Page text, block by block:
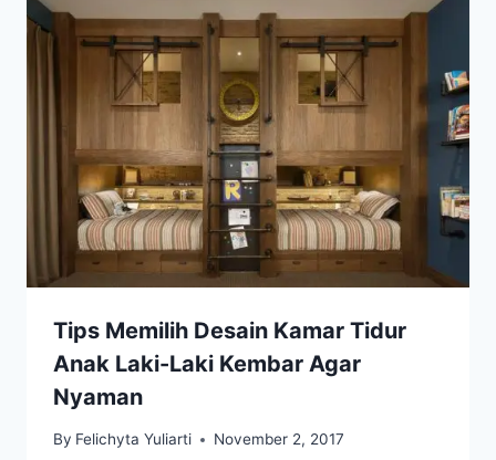
Tips Memilih Desain Kamar Tidur
Anak Laki-Laki Kembar Agar
Nyaman
By Felichyta Yuliarti November 2, 2017